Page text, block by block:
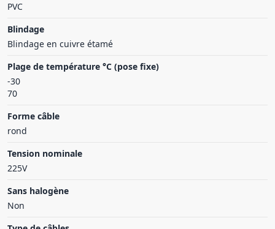
PVC
Blindage
Blindage en cuivre étamé
Plage de température °C (pose fixe)
-30
70
Forme câble
rond
Tension nominale
225V
Sans halogène
Non